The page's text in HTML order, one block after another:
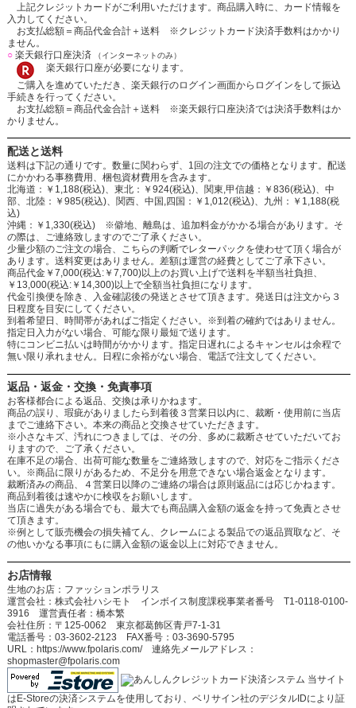
上記クレジットカードがご利用いただけます。商品購入時に、カード情報を
入力してください。
お支払総額＝商品代金合計＋送料 ※クレジットカード決済手数料はかかり
ません。
○楽天銀行口座決済 （インターネットのみ）
楽天銀行口座が必要になります。
ご購入を進めていただき、楽天銀行のログイン画面からログインをして振込
手続きを行ってください。
お支払総額＝商品代金合計＋送料 ※楽天銀行口座決済では決済手数料はか
かりません。
配送と送料
送料は下記の通りです。数量に関わらず、1回の注文での価格となります。配送
にかかわる事務費用、梱包資材費用を含みます。
北海道：￥1,188(税込)、東北：￥924(税込)、関東,甲信越：￥836(税込)、中
部、北陸：￥985(税込)、関西、中国,四国：￥1,012(税込)、九州：￥1,188(税
込)
沖縄：￥1,330(税込) ※僻地、離島は、追加料金がかかる場合があります。そ
の際は、ご連絡致しますのでご了承ください。
少量少額のご注文の場合、こちらの判断でレターパックを使わせて頂く場合が
あります。送料変更はありません。差額は運営の経費としてご了承下さい。
商品代金￥7,000(税込:￥7,700)以上のお買い上げで送料を半額当社負担、
￥13,000(税込:￥14,300)以上で全額当社負担になります。
代金引換便を除き、入金確認後の発送とさせて頂きます。発送日は注文から３
日程度を目安にしてください。
到着希望日、時間帯があればご指定ください。※到着の確約ではありません。
指定日入力がない場合、可能な限り最短で送ります。
特にコンビニ払いは時間がかかります。指定日遅れによるキャンセルは余程で
無い限り承れません。日程に余裕がない場合、電話で注文してください。
返品・返金・交換・免責事項
お客様都合による返品、交換は承りかねます。
商品の誤り、瑕疵がありましたら到着後３営業日以内に、裁断・使用前に当店
までご連絡下さい。本来の商品と交換させていただきます。
※小さなキズ、汚れにつきましては、その分、多めに裁断させていただいてお
りますので、ご了承ください。
在庫不足の場合、出荷可能な数量をご連絡致しますので、対応をご指示くださ
い。※商品に限りがあるため、不足分を用意できない場合返金となります。
裁断済みの商品、４営業日以降のご連絡の場合は原則返品には応じかねます。
商品到着後は速やかに検収をお願いします。
当店に過失がある場合でも、最大でも商品購入金額の返金を持って免責とさせ
て頂きます。
※例として販売機会の損失補てん、クレームによる製品での返品買取など、そ
の他いかなる事項にもに購入金額の返金以上に対応できません。
お店情報
生地のお店：ファッションポラリス
運営会社：株式会社ハシモト インボイス制度課税事業者番号 T1-0118-0100-
3916 運営責任者：橋本繁
会社住所：〒125-0062 東京都葛飾区青戸7-1-31
電話番号：03-3602-2123 FAX番号：03-3690-5795
URL：https://www.fpolaris.com/ 連絡先メールアドレス：
shopmaster@fpolaris.com
当サイト
はE-Storeの決済システムを使用しており、ベリサイン社のデジタルIDにより証